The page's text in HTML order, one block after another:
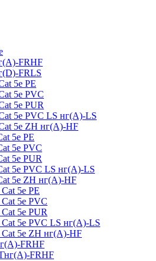
FRHF
FRLS
5e PE
5e PVC
5e PUR
5e PVC LS нг(А)-LS
5e ZH нг(А)-HF
5e PE
5e PVC
5e PUR
5e PVC LS нг(А)-LS
5e ZH нг(А)-HF
5e PE
5e PVC
5e PUR
5e PVC LS нг(А)-LS
5e ZH нг(А)-HF
FRHF
FRHF